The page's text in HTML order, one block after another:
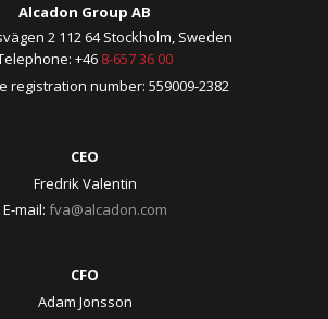
Alcadon Group AB
2 112 64 Stockholm, Sweden
+46 8-657 36 00
registration number: 559009-2382
CEO
Fredrik Valentin
E-mail: fva@alcadon.com
CFO
Adam Jonsson